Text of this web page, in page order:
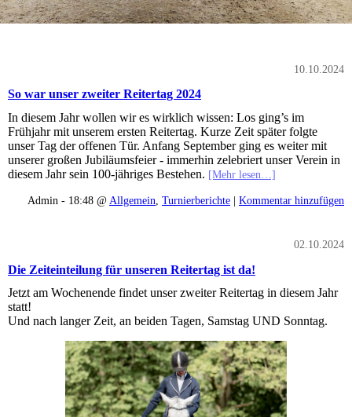
10.10.2024
So war unser zweiter Reitertag 2024
In diesem Jahr wollen wir es wirklich wissen: Los ging’s im
Frühjahr mit unserem ersten Reitertag. Kurze Zeit später folgte
unser Tag der offenen Tür. Anfang September ging es weiter mit
unserer großen Jubiläumsfeier - immerhin zelebriert unser Verein in
diesem Jahr sein 100-jähriges Bestehen. [Mehr lesen…]
Admin - 18:48 @ Allgemein Turnierberichte | Kommentar hinzufügen
02.10.2024
Die Zeiteinteilung für unseren Reitertag ist da!
Jetzt am Wochenende findet unser zweiter Reitertag in diesem Jahr
statt!
Und nach langer Zeit, an beiden Tagen, Samstag UND Sonntag.